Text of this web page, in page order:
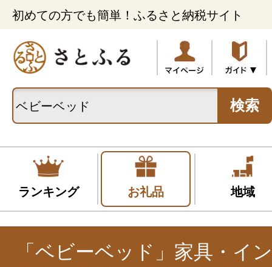
初めての方でも簡単！ふるさと納税サイト
検索
ランキング お礼品 地域
「ベビーベッド」家具・イ